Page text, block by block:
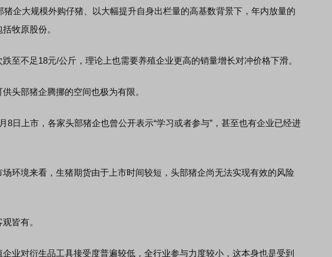
企大规模外购仔猪、以大幅提升自身出栏量的高基数背景下，年内放量的
牧原股份。
不足18元/公斤，理论上也需要养殖企业更高的销量增长对冲价格下滑。
部猪企腾挪的空间也极为有限。
上市，各家头部猪企也曾公开表示“学习或者参与”，甚至也有企业已经进
境来看，生猪期货由于上市时间较短，头部猪企尚无法实现有效的风险
皆有。
对衍生品工具接受度普遍较低，全行业参与力度较小，这本身也是受到